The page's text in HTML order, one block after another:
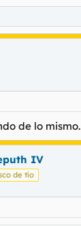
de lo mismo.
IV
de tío